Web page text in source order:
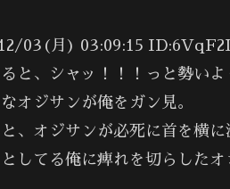
03(月) 03:09:15
と、シャッ！！！っと勢い
オジサンが俺をガン見。
、オジサンが必死に首を横に
してる俺に痺れを切らした